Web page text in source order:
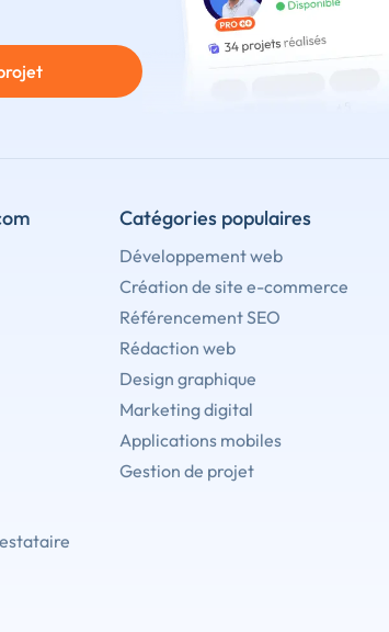
Catégories populaires
Développement web
Création de site e-commerce
Référencement SEO
Rédaction web
Design graphique
Marketing digital
Applications mobiles
Gestion de projet